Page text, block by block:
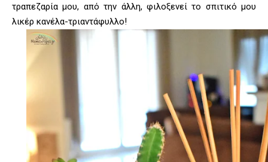
τραπεζαρία μου, από την άλλη, φιλοξενεί το σπιτικό μου
λικέρ κανέλα-τριαντάφυλλο!